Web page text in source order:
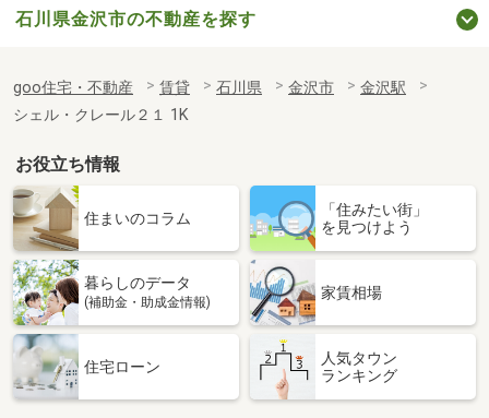
石川県金沢市の不動産を探す
goo住宅・不動産 賃貸 石川県 金沢市
金沢駅
シェル・クレール２１ 1K
お役立ち情報
住まいのコラム
「住みたい街」
を見つけよう
暮らしのデータ
(補助金・助成金情報)
家賃相場
住宅ローン
人気タウン
ランキング